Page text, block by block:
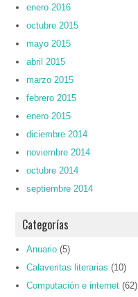
enero 2016
octubre 2015
mayo 2015
abril 2015
marzo 2015
febrero 2015
enero 2015
diciembre 2014
noviembre 2014
octubre 2014
septiembre 2014
Categorías
Anuario (5)
Calaveritas literarias (10)
Computación e internet (62)